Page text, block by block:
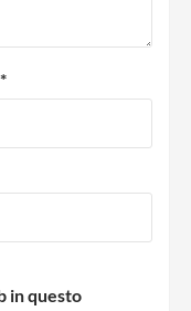
*
in questo